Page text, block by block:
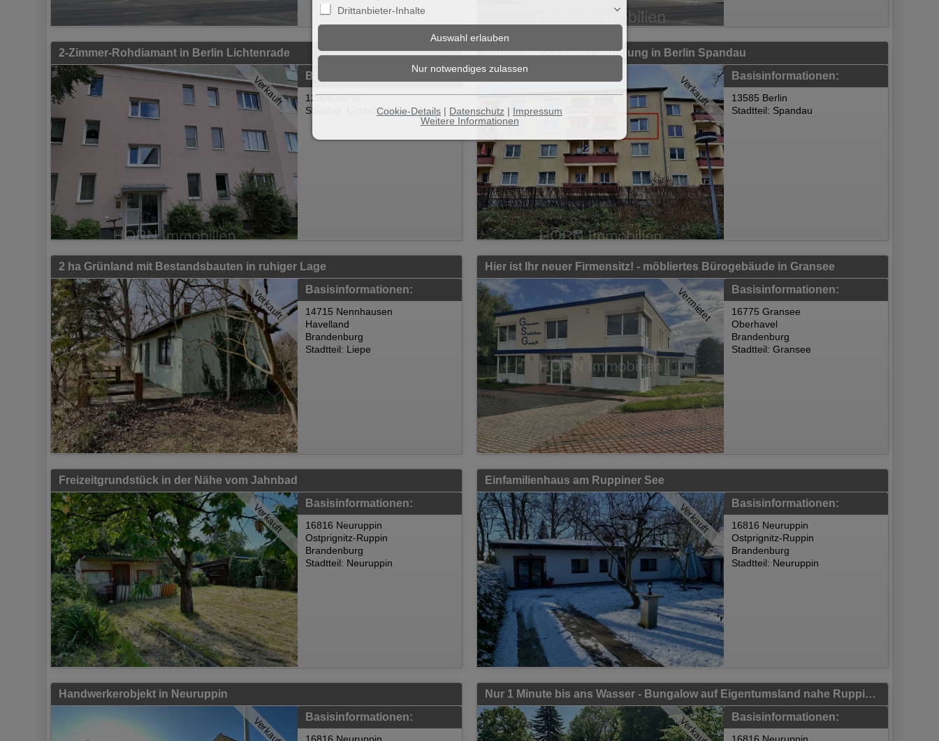
2-Zimmer-Rohdiamant in Berlin Lichtenrade
Verkauft Basisinformationen:
12305 Berlin
Stadtteil: Lichtenrade
Vermietete 2-Zimmer Wohnung in Berlin Spandau
Verkauft Basisinformationen:
13585 Berlin
Stadtteil: Spandau
2 ha Grünland mit Bestandsbauten in ruhiger Lage
Verkauft Basisinformationen:
14715 Nennhausen
Havelland
Brandenburg
Stadtteil: Liepe
Hier ist Ihr neuer Firmensitz! - möbliertes Bürogebäude in Gransee
Vermietet Basisinformationen:
16775 Gransee
Oberhavel
Brandenburg
Stadtteil: Gransee
Freizeitgrundstück in der Nähe vom Jahnbad
Verkauft Basisinformationen:
16816 Neuruppin
Ostprignitz-Ruppin
Brandenburg
Stadtteil: Neuruppin
Einfamilienhaus am Ruppiner See
Verkauft Basisinformationen:
16816 Neuruppin
Ostprignitz-Ruppin
Brandenburg
Stadtteil: Neuruppin
Handwerkerobjekt in Neuruppin
Verkauft Basisinformationen:
16816 Neuruppin
Nur 1 Minute bis ans Wasser - Bungalow auf Eigentumsland nahe Ruppiner See
Verkauft Basisinformationen:
16816 Neuruppin
Drittanbieter-Inhalte
Cookie-Details | Datenschutz | Impressum
Weitere Informationen
Sie können Ihre Cookie-Einstellung jederzeit hier